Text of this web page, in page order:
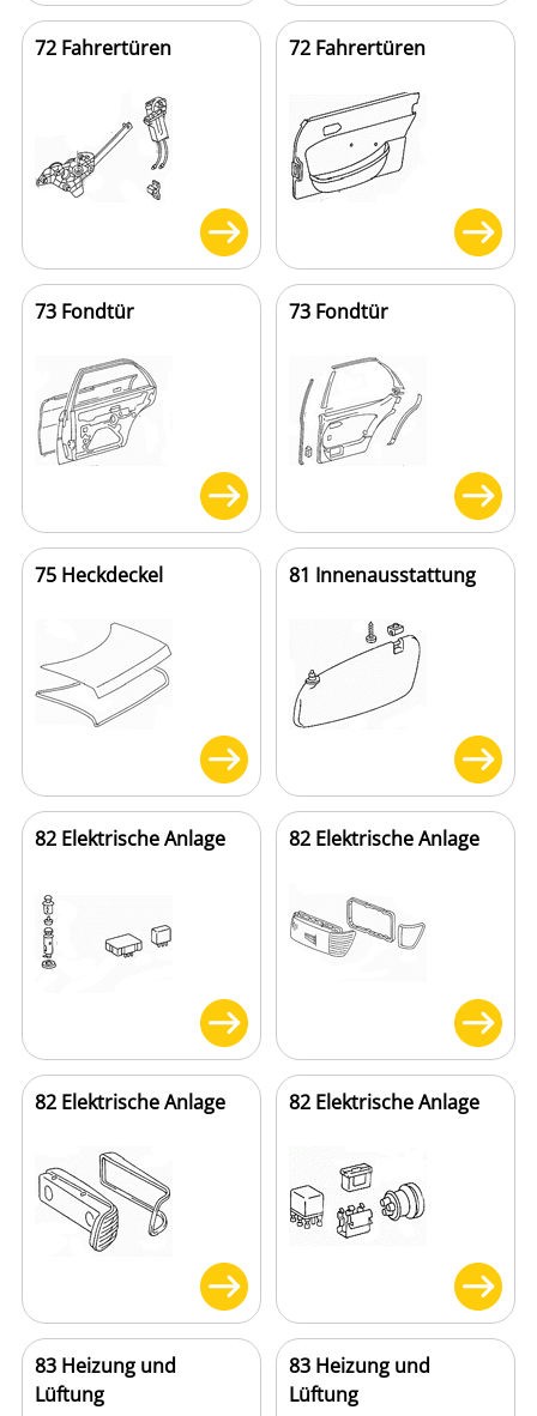
72 Fahrertüren 72 Fahrertüren
73 Fondtür 73 Fondtür
75 Heckdeckel 81 Innenausstattung
82 Elektrische Anlage 82 Elektrische Anlage
82 Elektrische Anlage 82 Elektrische Anlage
83 Heizung und
Lüftung
83 Heizung und
Lüftung